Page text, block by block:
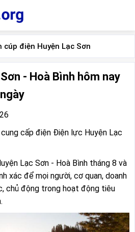
cúp điện Huyện Lạc Sơn
- Hoà Bình hôm nay
cấp điện Điện lực Huyện Lạc
Lạc Sơn - Hoà Bình tháng 8 và
xác để mọi người, cơ quan, doanh
chủ động trong hoạt động tiêu